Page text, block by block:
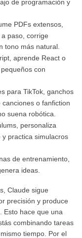
de programación y
PDFs extensos,
paso, corrige
tono más natural.
aprende React o
con
para TikTok, ganchos
o fanfiction
suena robótica.
personaliza
practica simulacros
de entrenamiento,
ideas.
Claude sigue
precisión y produce
Esto hace que una
combinando tareas
tiempo. Por el